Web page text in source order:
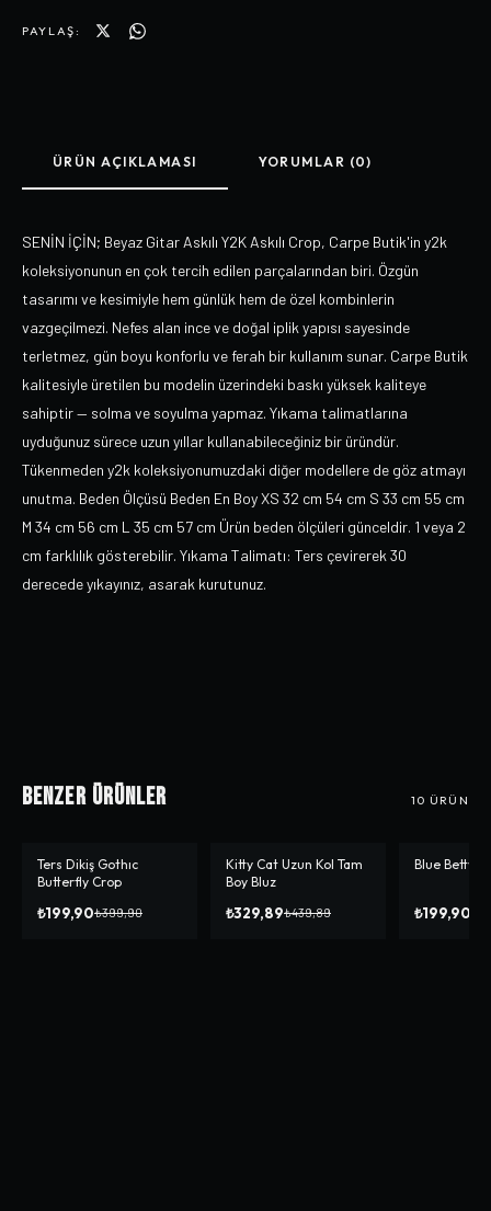
PAYLAŞ:
ÜRÜN AÇIKLAMASI YORUMLAR (0)
SENİN İÇİN; Beyaz Gitar Askılı Y2K Askılı Crop, Carpe Butik'in y2k
koleksiyonunun en çok tercih edilen parçalarından biri. Özgün
tasarımı ve kesimiyle hem günlük hem de özel kombinlerin
vazgeçilmezi. Nefes alan ince ve doğal iplik yapısı sayesinde
terletmez, gün boyu konforlu ve ferah bir kullanım sunar. Carpe Butik
kalitesiyle üretilen bu modelin üzerindeki baskı yüksek kaliteye
sahiptir — solma ve soyulma yapmaz. Yıkama talimatlarına
uyduğunuz sürece uzun yıllar kullanabileceğiniz bir üründür.
Tükenmeden y2k koleksiyonumuzdaki diğer modellere de göz atmayı
unutma. Beden Ölçüsü Beden En Boy XS 32 cm 54 cm S 33 cm 55 cm
M 34 cm 56 cm L 35 cm 57 cm Ürün beden ölçüleri günceldir. 1 veya 2
cm farklılık gösterebilir. Yıkama Talimatı: Ters çevirerek 30
derecede yıkayınız, asarak kurutunuz.
Benzer Ürünler 10 ÜRÜN
-%50
Ters Dikiş Gothıc
Butterfly Crop
₺199,90₺399,90
-%25
Kitty Cat Uzun Kol Tam
Boy Bluz
₺329,89₺439,89
-%50
Blue Betty
₺199,90